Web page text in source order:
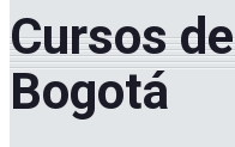
Cursos
Bogotá